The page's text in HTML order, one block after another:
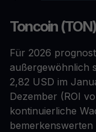
Toncoin
Für 2026
außergewöhnlich
2,82 USD im
Dezember (ROI
kontinuierliche